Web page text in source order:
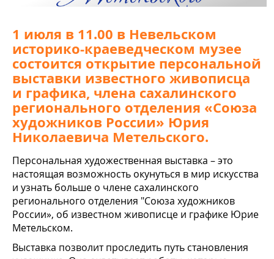
1 июля в 11.00 в Невельском
историко-краеведческом музее
состоится открытие персональной
выставки известного живописца
и графика, члена сахалинского
регионального отделения «Союза
художников России» Юрия
Николаевича Метельского.
Персональная художественная выставка – это
настоящая возможность окунуться в мир искусства
и узнать больше о члене сахалинского
регионального отделения "Союза художников
России», об известном живописце и графике Юрие
Метельском.
Выставка позволит проследить путь становления